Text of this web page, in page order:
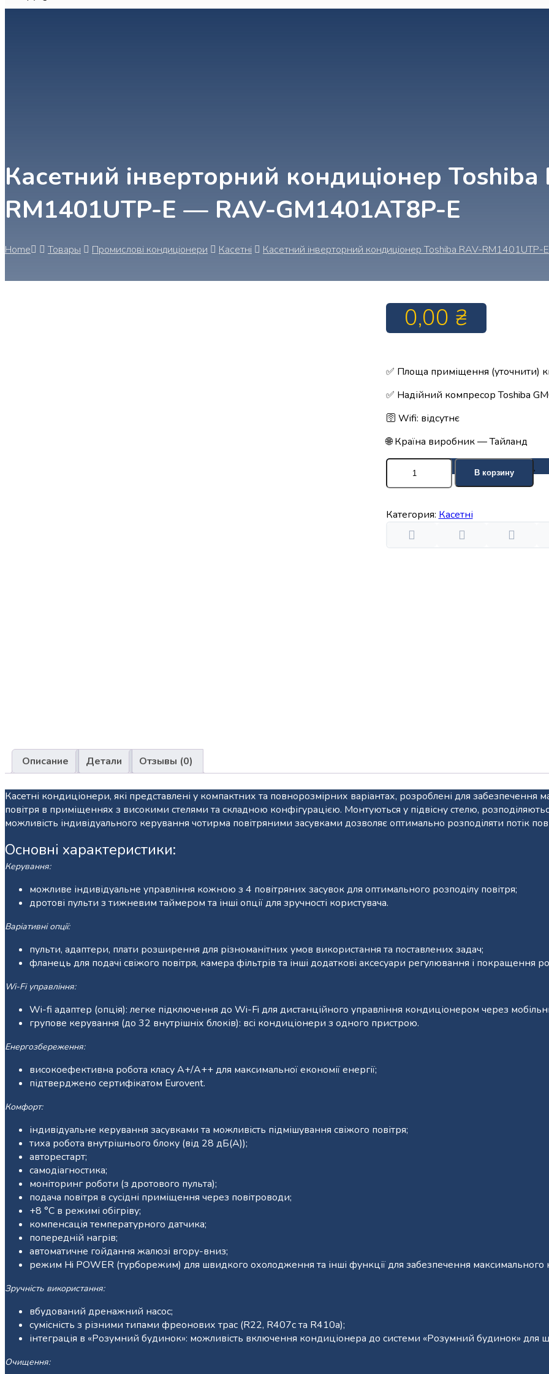
Касетний інверторний кондиціонер Toshiba
RM1401UTP-E — RAV-GM1401AT8P-E
Home Товары Промислові кондиціонери Касетні Касетний інверторний кондиціонер Toshiba RAV-
0,00 ₴
✅ Площа приміщення (уточнити)
✅ Надійний компресор Toshiba
🛜 Wifi: відсутнє
🌐 Країна виробник — Тайланд
Количество
товара
Касетний
кондиціонер
Toshiba
В корзину
Категория: Касетні
Описание Детали Отзывы (0)
Касетні кондиціонери, які представлені у компактних та повнорозмірних варіантах, розроблені для
повітря в приміщеннях з високими стелями та складною конфігурацією. Монтуються у підвісну стелю, розподіляються
можливість індивідуального керування чотирма повітряними засувками дозволяє оптимально розподіляти потік
Основні характеристики:
Керування:
можливе індивідуальне управління кожною з 4 повітряних засувок для оптимального розподілу повітря;
дротові пульти з тижневим таймером та інші опції для зручності користувача.
Варіативні опції:
пульти, адаптери, плати розширення для різноманітних умов використання та поставлених задач;
фланець для подачі свіжого повітря, камера фільтрів та інші додаткові аксесуари регулювання і покращення
Wi-Fi управління:
Wi-fi адаптер (опція): легке підключення до Wi-Fi для дистанційного управління кондиціонером через
групове керування (до 32 внутрішніх блоків): всі кондиціонери з одного пристрою.
Енергозбереження:
високоефективна робота класу A+/A++ для максимальної економії енергії;
підтверджено сертифікатом Eurovent.
Комфорт:
індивідуальне керування засувками та можливість підмішування свіжого повітря;
тиха робота внутрішнього блоку (від 28 дБ(А));
авторестарт;
самодіагностика;
моніторинг роботи (з дротового пульта);
подача повітря в сусідні приміщення через повітроводи;
+8 °С в режимі обігріву;
компенсація температурного датчика;
попередній нагрів;
автоматичне гойдання жалюзі вгору-вниз;
режим Hi POWER (турборежим) для швидкого охолодження та інші функції для забезпечення максимального
Зручність використання:
вбудований дренажний насос;
сумісність з різними типами фреонових трас (R22, R407c та R410a);
інтеграція в «Розумний будинок»: можливість включення кондиціонера до системи «Розумний будинок» для
Очищення: